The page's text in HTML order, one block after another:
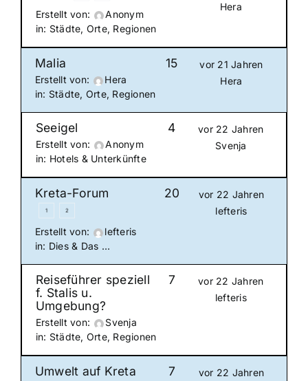
Erstellt von:
Anonym
in: Städte, Orte, Regionen
Hera
Malia
Erstellt von:
Hera
in: Städte, Orte, Regionen
15
vor 21 Jahren
Hera
Seeigel
Erstellt von:
Anonym
in: Hotels & Unterkünfte
4
vor 22 Jahren
Svenja
Kreta-Forum
1 2
Erstellt von:
lefteris
in: Dies & Das …
20
vor 22 Jahren
lefteris
Reiseführer speziell
f. Stalis u.
Umgebung?
Erstellt von:
Svenja
in: Städte, Orte, Regionen
7
vor 22 Jahren
lefteris
Umwelt auf Kreta 7
vor 22 Jahren